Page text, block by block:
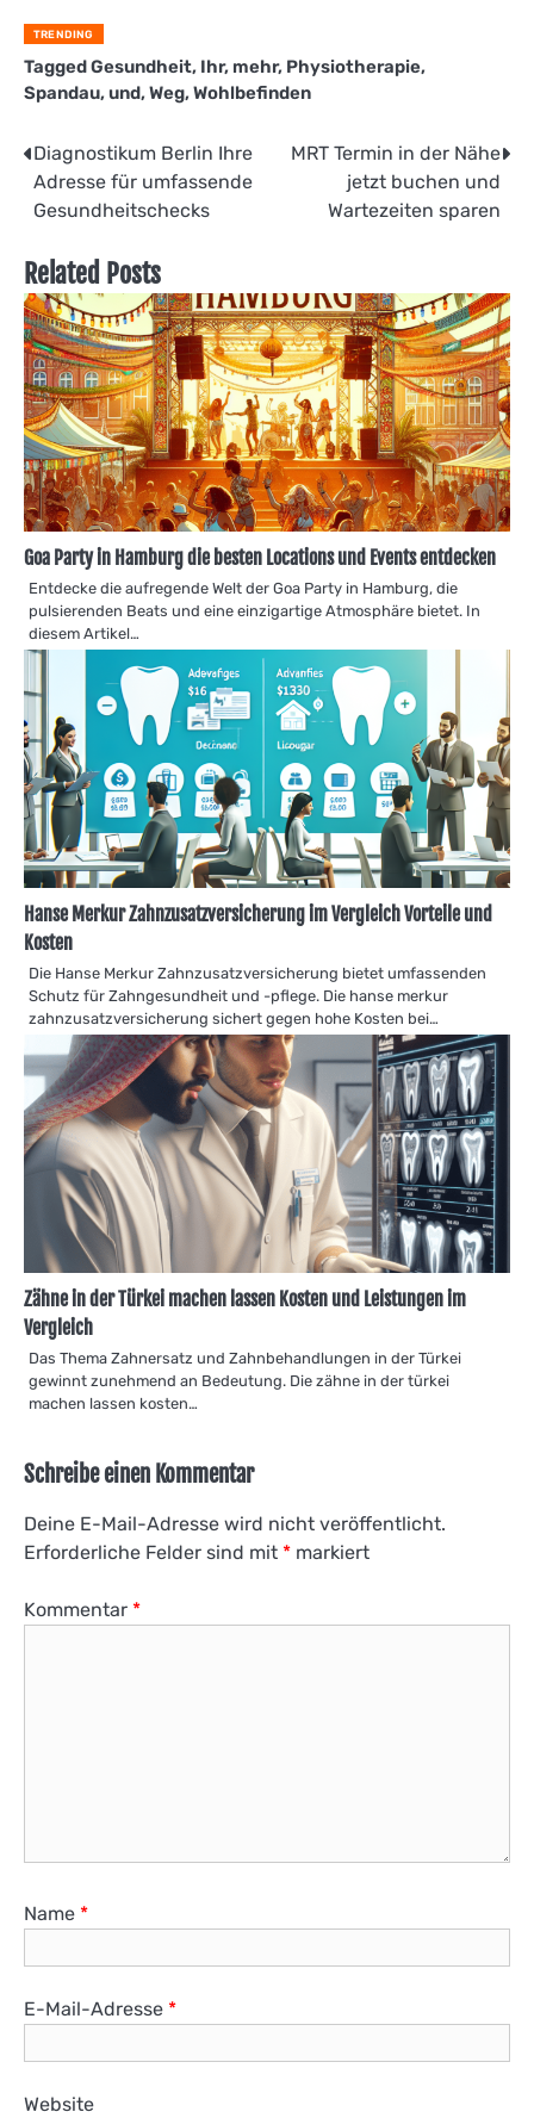
TRENDING
TaggedGesundheit, Ihr, mehr, Physiotherapie,
Spandau, und, Weg, Wohlbefinden
Beitragsnavigation
Diagnostikum Berlin Ihre
Adresse für umfassende
Gesundheitschecks
MRT Termin in der Nähe
jetzt buchen und
Wartezeiten sparen
Related Posts
Goa Party in Hamburg die besten Locations und Events entdecken
Entdecke die aufregende Welt der Goa Party in Hamburg, die
pulsierenden Beats und eine einzigartige Atmosphäre bietet. In
diesem Artikel…
Hanse Merkur Zahnzusatzversicherung im Vergleich Vorteile und
Kosten
Die Hanse Merkur Zahnzusatzversicherung bietet umfassenden
Schutz für Zahngesundheit und -pflege. Die hanse merkur
zahnzusatzversicherung sichert gegen hohe Kosten bei…
Zähne in der Türkei machen lassen Kosten und Leistungen im
Vergleich
Das Thema Zahnersatz und Zahnbehandlungen in der Türkei
gewinnt zunehmend an Bedeutung. Die zähne in der türkei
machen lassen kosten…
Schreibe einen Kommentar
Deine E-Mail-Adresse wird nicht veröffentlicht.
Erforderliche Felder sind mit * markiert
Kommentar *
Name *
E-Mail-Adresse *
Website